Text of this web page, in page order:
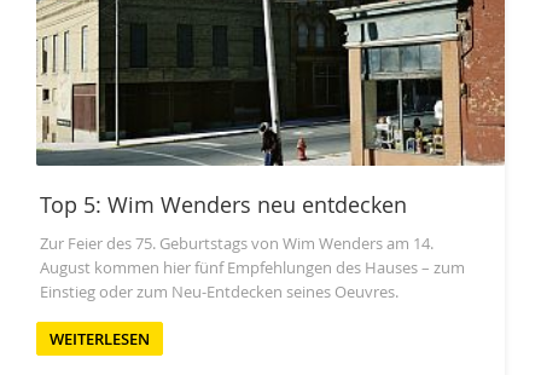
Top 5: Wim Wenders neu entdecken
Zur Feier des 75. Geburtstags von Wim Wenders am 14.
August kommen hier fünf Empfehlungen des Hauses – zum
Einstieg oder zum Neu-Entdecken seines Oeuvres.
WEITERLESEN